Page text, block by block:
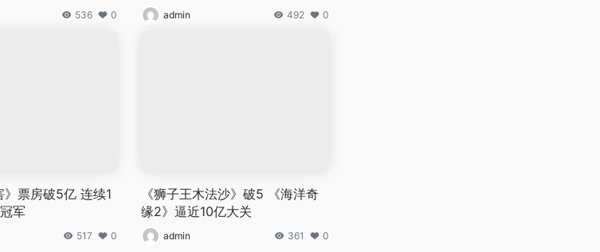
536 0 admin 492 0
》票房破5亿 连续1
军
517 0
《狮子王木法沙》破5 《海洋奇
缘2》逼近10亿大关
admin 361 0